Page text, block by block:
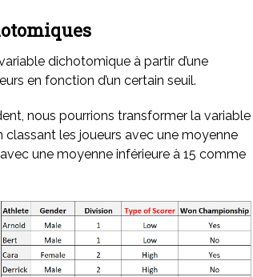
dichotomique à partir d’une
en fonction d’un certain seuil.
nous pourrions transformer la variable
les joueurs avec une moyenne
une moyenne inférieure à 15 comme